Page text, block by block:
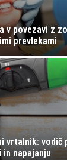
v povezavi z
prevlekami
vrtalnik: vodič
in napajanju